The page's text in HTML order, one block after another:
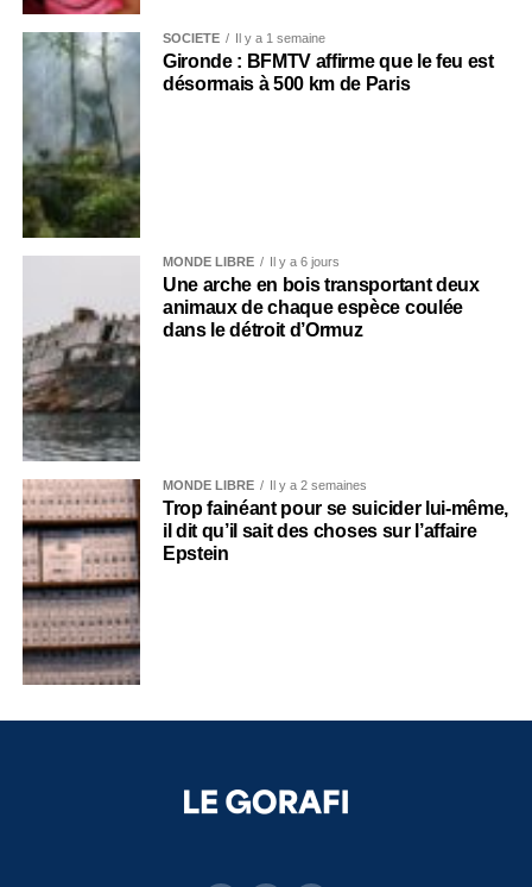
SOCIÉTÉ Il y a 1 semaine
Gironde : BFMTV affirme que le feu est
désormais à 500 km de Paris
MONDE LIBRE Il y a 6 jours
Une arche en bois transportant deux
animaux de chaque espèce coulée
dans le détroit d’Ormuz
MONDE LIBRE Il y a 2 semaines
Trop fainéant pour se suicider lui-même,
il dit qu’il sait des choses sur l’affaire
Epstein